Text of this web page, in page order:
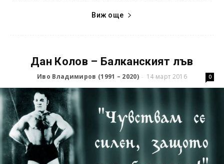
Виж още
Дан Колов – Балканският лъв
Иво Владимиров (1991 – 2020) - 14 март 2016 0